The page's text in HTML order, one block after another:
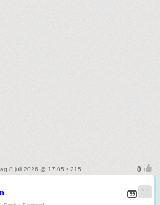
8 juli 2026 @ 17:05 • 215